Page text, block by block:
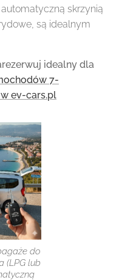
skrzynią
są idealnym
idealny dla
7-
w ev-cars.pl
do
(LPG lub